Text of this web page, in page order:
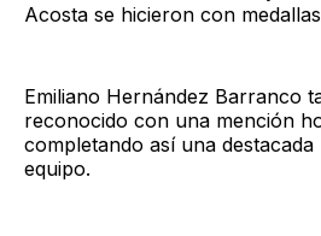
Acosta se hicieron con
Emiliano Hernández Barranco
reconocido con una mención
completando así una
equipo.